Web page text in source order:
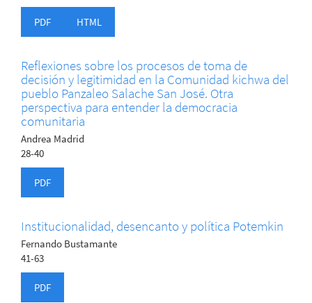
PDF HTML
Reflexiones sobre los procesos de toma de
decisión y legitimidad en la Comunidad kichwa del
pueblo Panzaleo Salache San José. Otra
perspectiva para entender la democracia
comunitaria
Andrea Madrid
28-40
PDF
Institucionalidad, desencanto y política Potemkin
Fernando Bustamante
41-63
PDF